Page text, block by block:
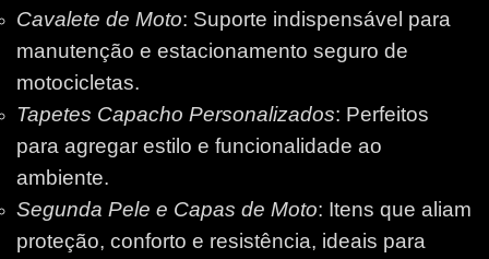
Cavalete de Moto: Suporte indispensável para
manutenção e estacionamento seguro de
motocicletas.
Tapetes Capacho Personalizados: Perfeitos
para agregar estilo e funcionalidade ao
ambiente.
Segunda Pele e Capas de Moto: Itens que aliam
proteção, conforto e resistência, ideais para